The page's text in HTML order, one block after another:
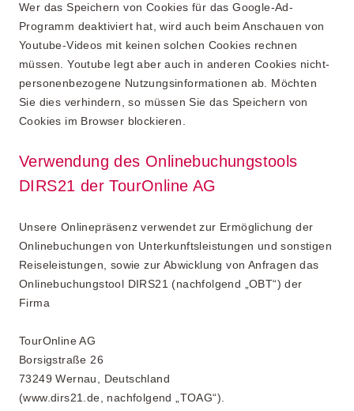
Wer das Speichern von Cookies für das Google-Ad-
Programm deaktiviert hat, wird auch beim Anschauen von
Youtube-Videos mit keinen solchen Cookies rechnen
müssen. Youtube legt aber auch in anderen Cookies nicht-
personenbezogene Nutzungsinformationen ab. Möchten
Sie dies verhindern, so müssen Sie das Speichern von
Cookies im Browser blockieren.
Verwendung des Onlinebuchungstools
DIRS21 der TourOnline AG
Unsere Onlinepräsenz verwendet zur Ermöglichung der
Onlinebuchungen von Unterkunftsleistungen und sonstigen
Reiseleistungen, sowie zur Abwicklung von Anfragen das
Onlinebuchungstool DIRS21 (nachfolgend „OBT“) der
Firma
TourOnline AG
Borsigstraße 26
73249 Wernau, Deutschland
(www.dirs21.de, nachfolgend „TOAG“).